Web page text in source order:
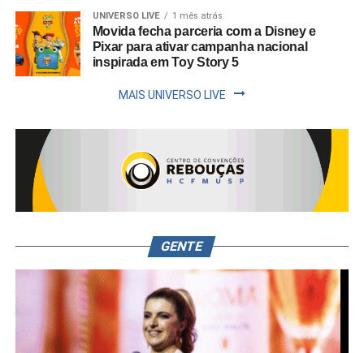
UNIVERSO LIVE 1 mês atrás
Movida fecha parceria com a Disney e
Pixar para ativar campanha nacional
inspirada em Toy Story 5
MAIS UNIVERSO LIVE
GENTE